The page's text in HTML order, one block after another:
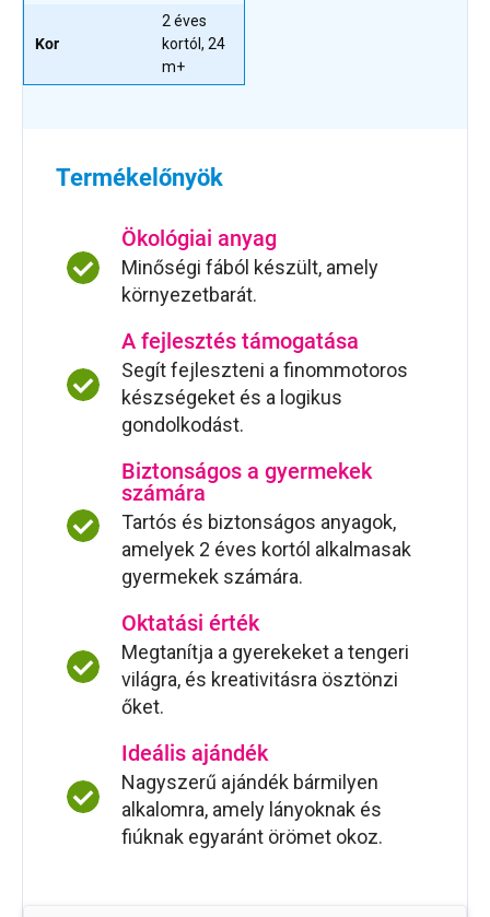
Kor
2 éves
kortól, 24
m+
Termékelőnyök
Ökológiai anyag
Minőségi fából készült, amely
környezetbarát.
A fejlesztés támogatása
Segít fejleszteni a finommotoros
készségeket és a logikus
gondolkodást.
Biztonságos a gyermekek
számára
Tartós és biztonságos anyagok,
amelyek 2 éves kortól alkalmasak
gyermekek számára.
Oktatási érték
Megtanítja a gyerekeket a tengeri
világra, és kreativitásra ösztönzi
őket.
Ideális ajándék
Nagyszerű ajándék bármilyen
alkalomra, amely lányoknak és
fiúknak egyaránt örömet okoz.